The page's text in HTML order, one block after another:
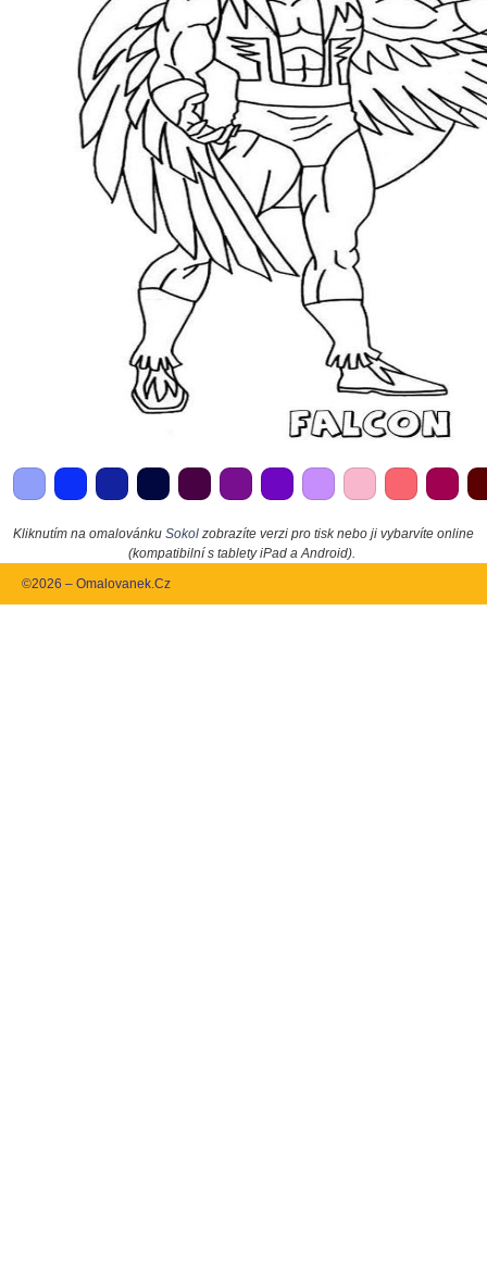
Kliknutím na omalovánku Sokol zobrazíte verzi pro tisk nebo ji vybarvíte online
(kompatibilní s tablety iPad a Android).
©2026 – Omalovanek.Cz